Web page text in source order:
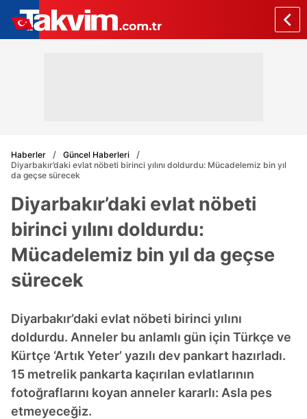
Haberler
Güncel Haberleri
Diyarbakır’daki evlat nöbeti birinci yılını doldurdu: Mücadelemiz bin yıl
da geçse sürecek
Diyarbakır’daki evlat nöbeti
birinci yılını doldurdu:
Mücadelemiz bin yıl da geçse
sürecek
Diyarbakır’daki evlat nöbeti birinci yılını
doldurdu. Anneler bu anlamlı gün için Türkçe ve
Kürtçe ‘Artık Yeter’ yazılı dev pankart hazırladı.
15 metrelik pankarta kaçırılan evlatlarının
fotoğraflarını koyan anneler kararlı: Asla pes
etmeyeceğiz.